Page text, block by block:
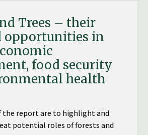
Trees – their
opportunities in
food security
health
the report are to highlight and
potential roles of forests and